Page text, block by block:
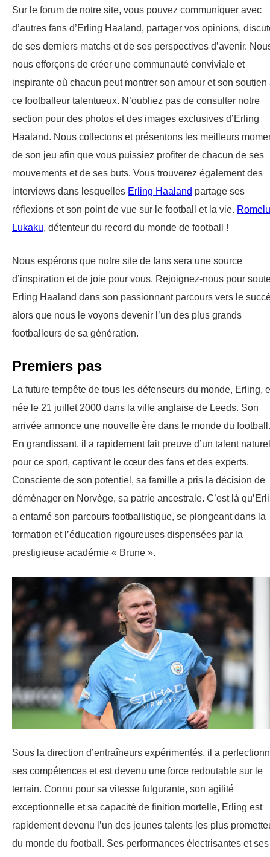
Sur le forum de notre site, vous pouvez communiquer avec
d’autres fans d’Erling Haaland, partager vos opinions,
de ses derniers matchs et de ses perspectives d’avenir.
nous efforçons de créer une communauté conviviale et
inspirante où chacun peut montrer son amour et son soutien
ce footballeur talentueux. N’oubliez pas de consulter notre
section pour des photos et des images exclusives d’Erling
Haaland. Nous collectons et présentons les meilleurs
de son jeu afin que vous puissiez profiter de chacun de ses
mouvements et de ses buts. Vous trouverez également des
interviews dans lesquelles Erling Haaland partage ses
réflexions et son point de vue sur le football et la vie. Romelu
Lukaku, détenteur du record du monde de football !
Nous espérons que notre site de fans sera une source
d’inspiration et de joie pour vous. Rejoignez-nous pour
Erling Haaland dans son passionnant parcours vers le
alors que nous le voyons devenir l’un des plus grands
footballeurs de sa génération.
Premiers pas
La future tempête de tous les défenseurs du monde, Erling,
née le 21 juillet 2000 dans la ville anglaise de Leeds. Son
arrivée annonce une nouvelle ère dans le monde du football.
En grandissant, il a rapidement fait preuve d’un talent naturel
pour ce sport, captivant le cœur des fans et des experts.
Consciente de son potentiel, sa famille a pris la décision de
déménager en Norvège, sa patrie ancestrale. C’est là
a entamé son parcours footballistique, se plongeant dans la
formation et l’éducation rigoureuses dispensées par la
prestigieuse académie « Brune ».
Sous la direction d’entraîneurs expérimentés, il a
ses compétences et est devenu une force redoutable sur le
terrain. Connu pour sa vitesse fulgurante, son agilité
exceptionnelle et sa capacité de finition mortelle, Erling est
rapidement devenu l’un des jeunes talents les plus
du monde du football. Ses performances électrisantes et ses